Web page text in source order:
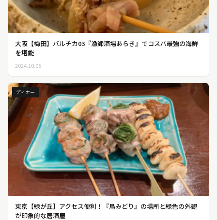
大阪【梅田】バルチカ03『漁師酒場あらき』でコスパ最強の海鮮
を堪能
2024.10.05
ディナー
東京【緑が丘】アクセス便利！『鳥みどり』の場所と緑色の外観
が印象的な居酒屋